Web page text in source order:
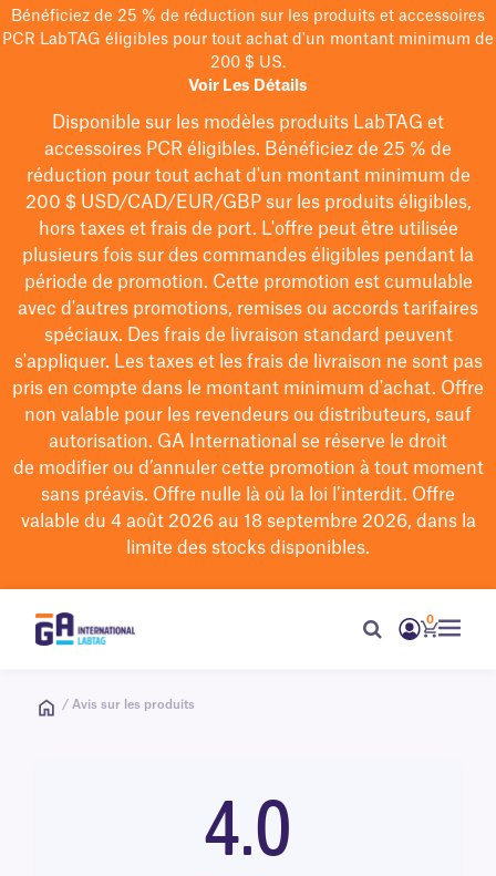
Bénéficiez de 25 % de réduction sur les produits et accessoires
PCR LabTAG éligibles pour tout achat d'un montant minimum de
200 $ US.
Voir Les Détails
Disponible sur les modèles produits LabTAG et
accessoires PCR éligibles. Bénéficiez de 25 % de
réduction pour tout achat d'un montant minimum de
200 $USD/CAD/EUR/GBPsur les produits éligibles,
hors taxes et frais de port. L'offre peut être utilisée
plusieurs fois sur des commandes éligibles pendant la
période de promotion. Cette promotion est cumulable
avec d'autres promotions, remises ou accords tarifaires
spéciaux. Des frais de livraison standard peuvent
s'appliquer. Les taxes et les frais de livraison ne sont pas
pris en compte dans le montant minimum d'achat. Offre
non valable pour les revendeurs ou distributeurs, sauf
autorisation. GA International se réserve le droit
de modifierou d’annuler cette promotion à tout moment
sans préavis. Offre nulle là où la loi l’interdit. Offre
valable du 4 août 2026 au 18 septembre 2026, dans la
limite des stocks disponibles.
0
/ Avis sur les produits
4.0